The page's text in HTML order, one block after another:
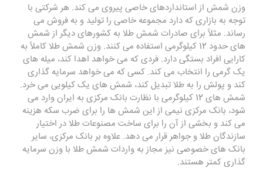
وزن شمش از استانداردهای خاصی پیروی می کند. هر شرکتی با
توجه به بازاری که دارد مجموعه خاصی را تولید و به فروش می
رساند. مثلاً برای صادرات شمش طلا به کشورهای دیگر از شمش
های حدود 12 کیلوگرمی استفاده می کنند. وزن شمش طلا کاملاً به
کارایی افراد بستگی دارد. فردی که می خواهد اهدا کند، میله های
یک گرمی را انتخاب می کند. کسی که می خواهد سرمایه گذاری
کند و پولش را به طلا تبدیل کند، شمش های یک کیلویی می خرد.
شمش های 12 کیلوگرمی با نظارت بانک مرکزی به ایران وارد می
شود، بانک مرکزی نیمی از این شمش ها را برای ضرب سکه هزینه
می کند و بخشی از آن را برای ساخت مصنوعات طلا در اختیار
سازندگان طلا و جواهر قرار می دهد. علاوه بر بانک مرکزی، سایر
بانک های خصوصی نیز مجاز به واردات شمش طلا با وزن سرمایه
گذاری کمتر هستند.